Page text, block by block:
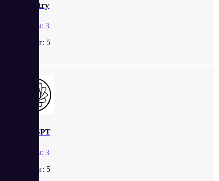
Seometry
Отзывы: 3
Рейтинг: 5
RoboGPT
Отзывы: 3
Рейтинг: 5